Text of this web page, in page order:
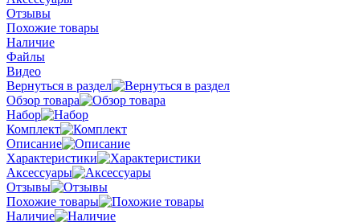
Отзывы
Похожие товары
Наличие
Файлы
Видео
Вернуться в раздел
Обзор товара
Набор
Комплект
Описание
Характеристики
Аксессуары
Отзывы
Похожие товары
Наличие